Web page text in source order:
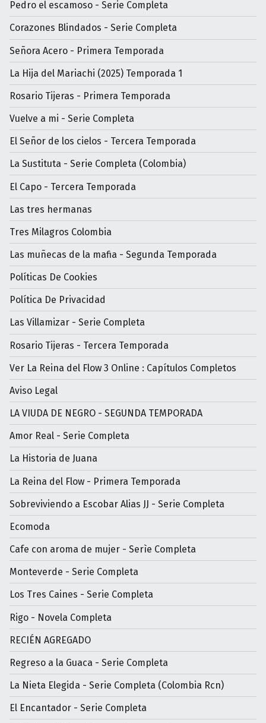
Pedro el escamoso - Serie Completa
Corazones Blindados - Serie Completa
Señora Acero - Primera Temporada
La Hija del Mariachi (2025) Temporada 1
Rosario Tijeras - Primera Temporada
Vuelve a mi - Serie Completa
El Señor de los cielos - Tercera Temporada
La Sustituta - Serie Completa (Colombia)
El Capo - Tercera Temporada
Las tres hermanas
Tres Milagros Colombia
Las muñecas de la mafia - Segunda Temporada
Políticas De Cookies
Política De Privacidad
Las Villamizar - Serie Completa
Rosario Tijeras - Tercera Temporada
Ver La Reina del Flow 3 Online : Capítulos Completos
Aviso Legal
LA VIUDA DE NEGRO - SEGUNDA TEMPORADA
Amor Real - Serie Completa
La Historia de Juana
La Reina del Flow - Primera Temporada
Sobreviviendo a Escobar Alias JJ - Serie Completa
Ecomoda
Cafe con aroma de mujer - Serìe Completa
Monteverde - Serie Completa
Los Tres Caines - Serie Completa
Rigo - Novela Completa
RECIÉN AGREGADO
Regreso a la Guaca - Serie Completa
La Nieta Elegida - Serie Completa (Colombia Rcn)
El Encantador - Serie Completa